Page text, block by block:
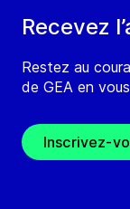
Recevez
Restez au
de GEA en
Inscrivez-